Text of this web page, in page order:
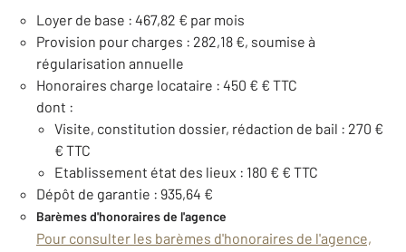
Loyer de base : 467,82 € par mois
Provision pour charges : 282,18 €, soumise à
régularisation annuelle
Honoraires charge locataire : 450 € € TTC
dont :
Visite, constitution dossier, rédaction de bail : 270 €
€ TTC
Etablissement état des lieux : 180 € € TTC
Dépôt de garantie : 935,64 €
Barèmes d'honoraires de l'agence
Pour consulter les barèmes d'honoraires de l'agence,